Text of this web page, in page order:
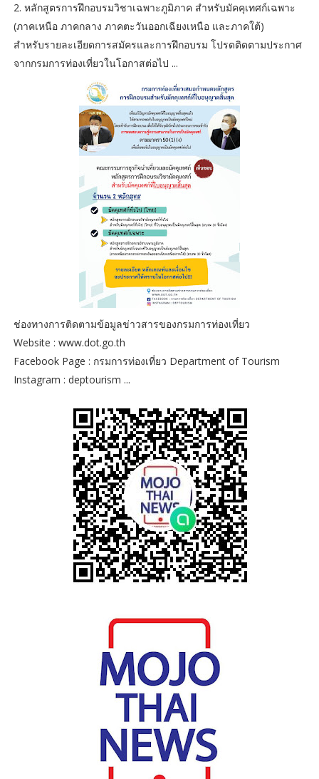
2. หลักสูตรการฝึกอบรมวิชาเฉพาะภูมิภาค สำหรับมัคคุเทศก์เฉพาะ
(ภาคเหนือ ภาคกลาง ภาคตะวันออกเฉียงเหนือ และภาคใต้)
สำหรับรายละเอียดการสมัครและการฝึกอบรม โปรดติดตามประกาศ
จากกรมการท่องเที่ยวในโอกาสต่อไป ...
ช่องทางการติดตามข้อมูลข่าวสารของกรมการท่องเที่ยว
Website : www.dot.go.th
Facebook Page : กรมการท่องเที่ยว Department of Tourism
Instagram : deptourism ...